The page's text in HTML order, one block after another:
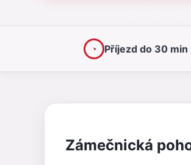
◔ Příjezd do 30 min
Zámečnická